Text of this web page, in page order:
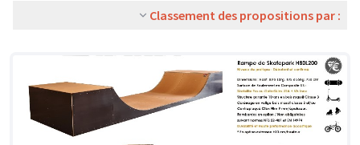
Classement des propositions par :